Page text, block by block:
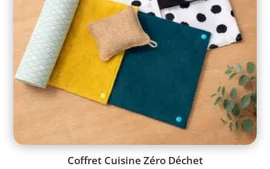
Coffret Cuisine Zéro Déchet